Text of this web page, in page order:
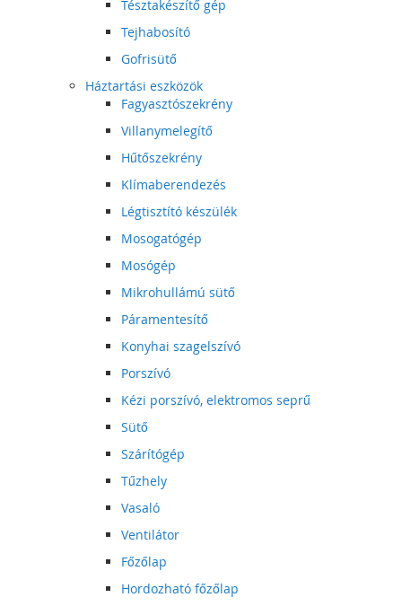
Tésztakészítő gép
Tejhabosító
Gofrisütő
Háztartási eszközök
Fagyasztószekrény
Villanymelegítő
Hűtőszekrény
Klímaberendezés
Légtisztító készülék
Mosogatógép
Mosógép
Mikrohullámú sütő
Páramentesítő
Konyhai szagelszívó
Porszívó
Kézi porszívó, elektromos seprű
Sütő
Szárítógép
Tűzhely
Vasaló
Ventilátor
Főzőlap
Hordozható főzőlap